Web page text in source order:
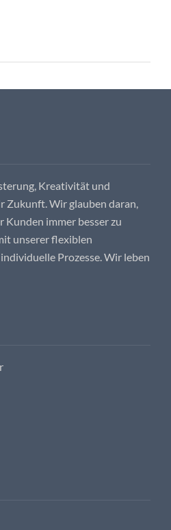
Kreativität und
Zukunft. Wir glauben daran,
immer besser zu
unserer flexiblen
Prozesse. Wir leben